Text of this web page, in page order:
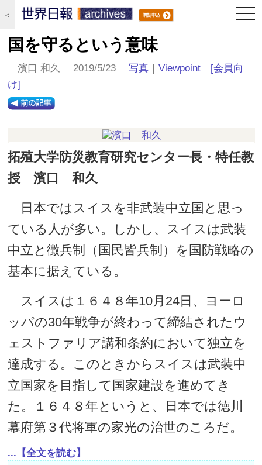
＜
国を守るという意味
濱口 和久 2019/5/23写真 ｜Viewpoint
[会員向
け]
拓殖大学防災教育研究センター長・特任教
授 濱口 和久
日本ではスイスを非武装中立国と思っ
ている人が多い。しかし、スイスは武装
中立と徴兵制（国民皆兵制）を国防戦略の
基本に据えている。
スイスは１６４８年10月24日、ヨーロ
ッパの30年戦争が終わって締結されたウ
ェストファリア講和条約において独立を
達成する。このときからスイスは武装中
立国家を目指して国家建設を進めてき
た。１６４８年というと、日本では徳川
幕府第３代将軍の家光の治世のころだ。
...【全文を読む】